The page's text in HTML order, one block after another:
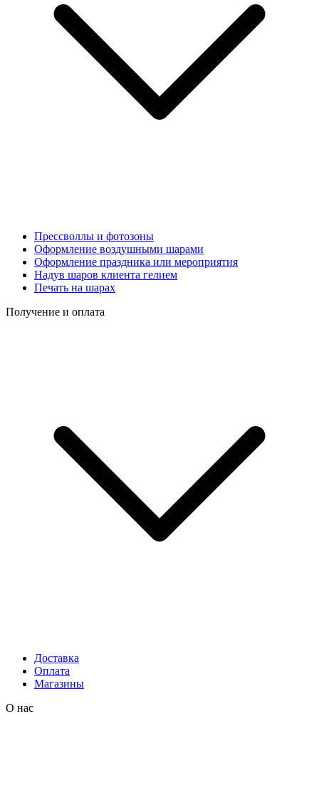
Прессволлы и фотозоны
Оформление воздушными шарами
Оформление праздника или мероприятия
Надув шаров клиента гелием
Печать на шарах
Получение и оплата
Доставка
Оплата
Магазины
О нас